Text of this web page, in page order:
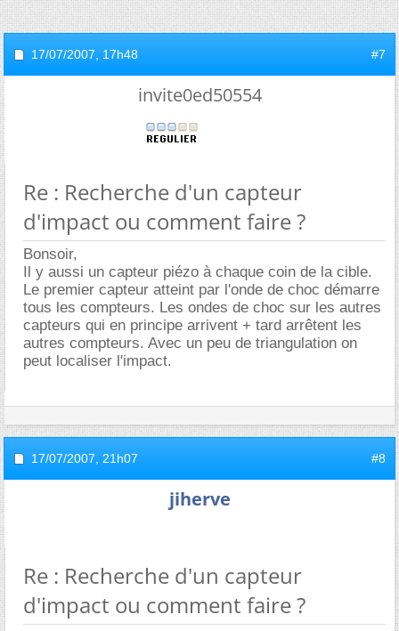
17/07/2007, 17h48 #7
invite0ed50554
Re : Recherche d'un capteur
d'impact ou comment faire ?
Bonsoir,
Il y aussi un capteur piézo à chaque coin de la cible.
Le premier capteur atteint par l'onde de choc démarre
tous les compteurs. Les ondes de choc sur les autres
capteurs qui en principe arrivent + tard arrêtent les
autres compteurs. Avec un peu de triangulation on
peut localiser l'impact.
17/07/2007, 21h07 #8
jiherve
Re : Recherche d'un capteur
d'impact ou comment faire ?